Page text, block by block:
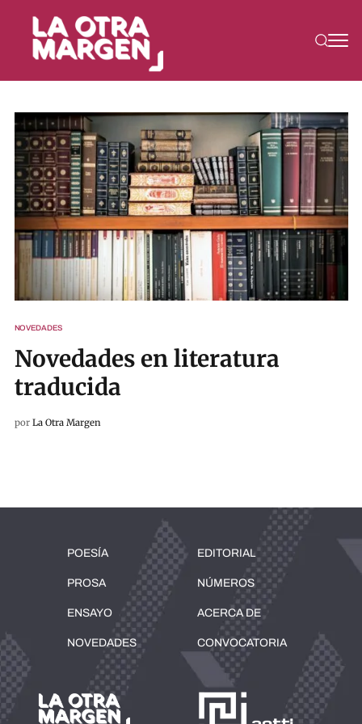
NOVEDADES
Novedades en literatura
traducida
por La Otra Margen
POESÍA
PROSA
ENSAYO
NOVEDADES
EDITORIAL
NÚMEROS
ACERCA DE
CONVOCATORIA